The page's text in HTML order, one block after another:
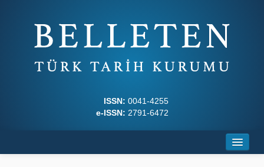
ISSN: 0041-4255
e-ISSN: 2791-6472